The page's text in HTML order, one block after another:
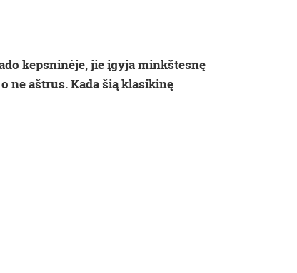
kepsninėje, jie įgyja minkštesnę
ne aštrus. Kada šią klasikinę